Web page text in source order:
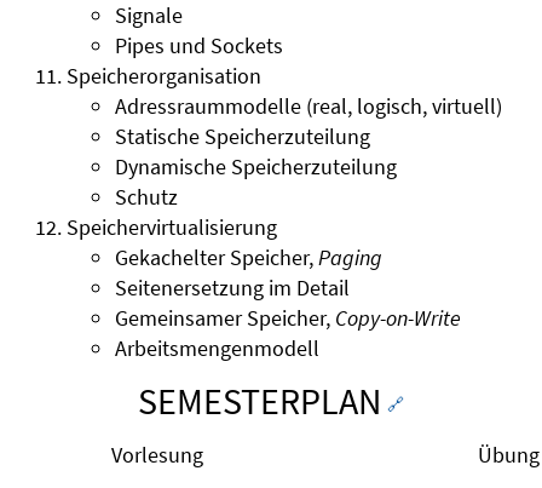
Signale
Pipes und Sockets
Speicherorganisation
Adressraummodelle (real, logisch, virtuell)
Statische Speicherzuteilung
Dynamische Speicherzuteilung
Schutz
Speichervirtualisierung
Gekachelter Speicher,Paging
Seitenersetzung im Detail
Gemeinsamer Speicher, Copy-on-Write
Arbeitsmengenmodell
SEMESTERPLAN 🔗
Vorlesung Übung